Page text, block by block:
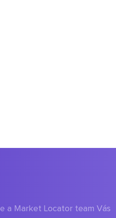
a Market Locator team Vás